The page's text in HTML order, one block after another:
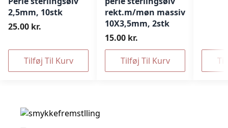
2,5mm, 10stk
25.00 kr.
Tilføj Til Kurv
rekt.m/møn massiv
10X3,5mm, 2stk
15.00 kr.
Tilføj Til Kurv